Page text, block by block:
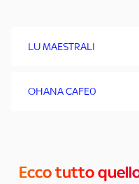
LU MAESTRALI
OHANA CAFE0
Ecco tutto